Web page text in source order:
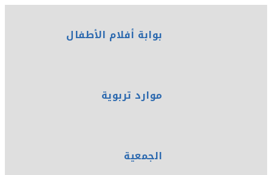
بوابة أفلام الأطفال
موارد تربوية
الجمعية